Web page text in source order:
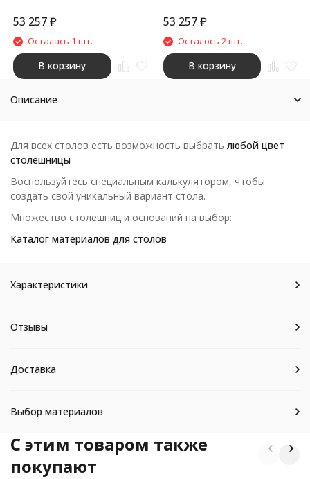
53 257₽
Осталась 1 шт.
В корзину
53 257 ₽
Осталось 2 шт.
В корзину
Описание
Для всех столов есть возможность выбрать любой цвет
столешницы
Воспользуйтесь специальным калькулятором, чтобы
создать свой уникальный вариант стола.
Множество столешниц и оснований на выбор:
Каталог материалов для столов
Характеристики
Отзывы
Доставка
Выбор материалов
C этим товаром также
покупают